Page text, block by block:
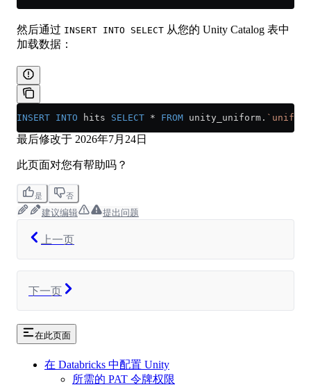
然后通过 INSERT INTO SELECT 从您的 Unity Catalog 表中
加载数据：
INSERT INTO hits SELECT * FROM unity_uniform.
最后修改于 2026年7月24日
此页面对您有帮助吗？
是 否
建议编辑 提出问题
上一页
下一页
在此页面
在 Databricks 中配置 Unity
所需的 PAT 令牌权限